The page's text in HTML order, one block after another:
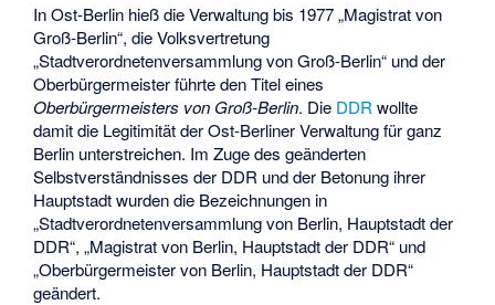
In Ost-Berlin hieß die Verwaltung bis 1977 „Magistrat von
Groß-Berlin“, die Volksvertretung
„Stadtverordnetenversammlung von Groß-Berlin“ und der
Oberbürgermeister führte den Titel eines
Oberbürgermeisters von Groß-Berlin. Die DDR wollte
damit die Legitimität der Ost-Berliner Verwaltung für ganz
Berlin unterstreichen. Im Zuge des geänderten
Selbstverständnisses der DDR und der Betonung ihrer
Hauptstadt wurden die Bezeichnungen in
„Stadtverordnetenversammlung von Berlin, Hauptstadt der
DDR“, „Magistrat von Berlin, Hauptstadt der DDR“ und
„Oberbürgermeister von Berlin, Hauptstadt der DDR“
geändert.